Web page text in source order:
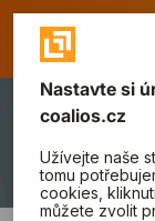
„Mám
firmě